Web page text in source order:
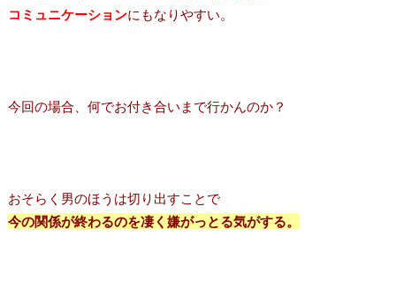
コミュニケーションにもなりやすい。
今回の場合、何でお付き合いまで行かんのか？
おそらく男のほうは切り出すことで
今の関係が終わるのを凄く嫌がっとる気がする。